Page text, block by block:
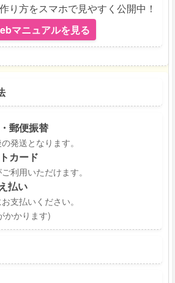
り方をスマホで見やすく公開中！
マニュアルを見る
郵便振替
発送となります。
カード
利用いただけます。
払い
支払いください。
かかります)